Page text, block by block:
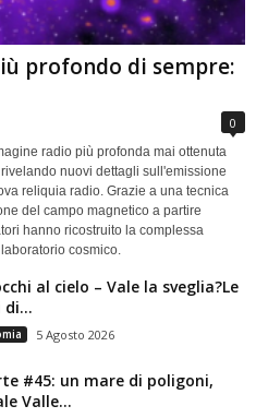
profondo di sempre:
0
radio più profonda mai ottenuta
nuovi dettagli sull'emissione
reliquia radio. Grazie a una tecnica
del campo magnetico a partire
hanno ricostruito la complessa
cosmico.
al cielo – Vale la sveglia?Le
di...
5 Agosto 2026
#45: un mare di poligoni,
Valle...